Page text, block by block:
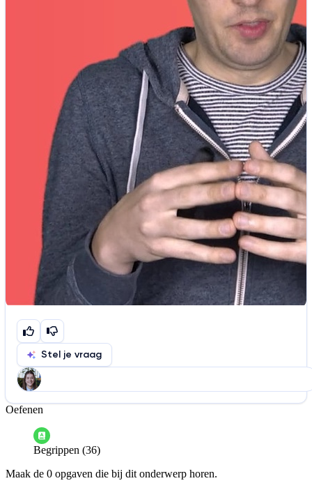
Stel je vraag
Help ons de video te verbeteren
De audio is slecht
Informatie is onjuist
De docent is te langdradig
Oefenen
Begrippen (36)
Maak de 0 opgaven die bij dit onderwerp horen.